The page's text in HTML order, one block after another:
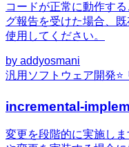
コードが正常に動作す
グ報告を受けた場合、
使用してください。
by addyosmani
汎用 ソフトウェア開発⭐
incremental-
変更を段階的に実施し